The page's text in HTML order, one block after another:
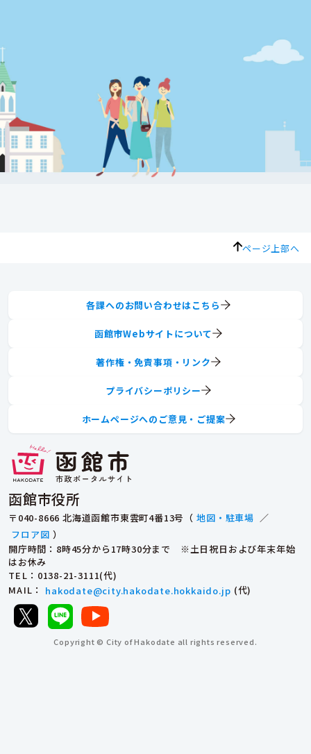
ページ上部へ
函館市役所
〒040-8666 北海道函館市東雲町4番13号（ 地図・駐車場 ／
フロア図 ）
開庁時間：8時45分から17時30分まで ※土日祝日および年末年始
はお休み
TEL ：0138-21-3111(代)
MAIL ： hakodate@city.hakodate.hokkaido.jp (代)
各課へのお問い合わせはこちら
函館市Webサイトについて
著作権・免責事項・リンク
プライバシーポリシー
ホームページへのご意見・ご提案
Copyright © City of Hakodate all rights reserved.